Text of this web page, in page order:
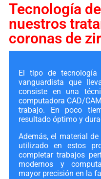
Tecnología
nuestros
coronas de
El tipo de tecnología
vanguardista que
consiste en una
computadora CAD/
trabajo. En poco
resultado óptimo y
Además, el material
utilizado en estos
completar trabajos
modernos y
mayor precisión en la